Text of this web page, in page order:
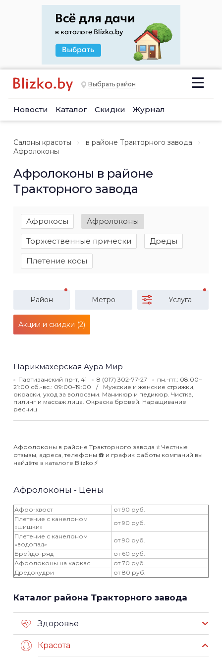
Выбрать район
Новости Каталог Скидки Журнал
Салоны красоты
в районе Тракторного завода
Афролоконы
Афролоконы в районе
Тракторного завода
Афрокосы Афролоконы
Торжественные прически Дреды
Плетение косы
Район Метро Услуга
Акции и скидки (2)
Парикмахерская Аура Мир
Партизанский пр-т, 41 8 (017) 302-77-27
пн.-пт.: 08:00–
21:00 сб.-вс.: 09:00–19:00
Мужские и женские стрижки,
окраски, уход за волосами. Маникюр и педикюр. Чистка,
пилинг и массаж лица. Окраска бровей. Наращивание
ресниц.
Афролоконы в районе Тракторного завода ⭐️ Честные
отзывы, адреса, телефоны ☎️ и график работы компаний вы
найдёте в каталоге Blizko ⚡️
Афролоконы - Цены
Афро-хвост
от 90 руб.
Плетение с канелоном
«шишки»
от 90 руб.
Плетение с канелоном
«водопад»
от 90 руб.
Брейдо-ряд
от 60 руб.
Афролоконы на каркас
от 70 руб.
Дредокудри
от 80 руб.
Каталог района Тракторного завода
Здоровье
Красота